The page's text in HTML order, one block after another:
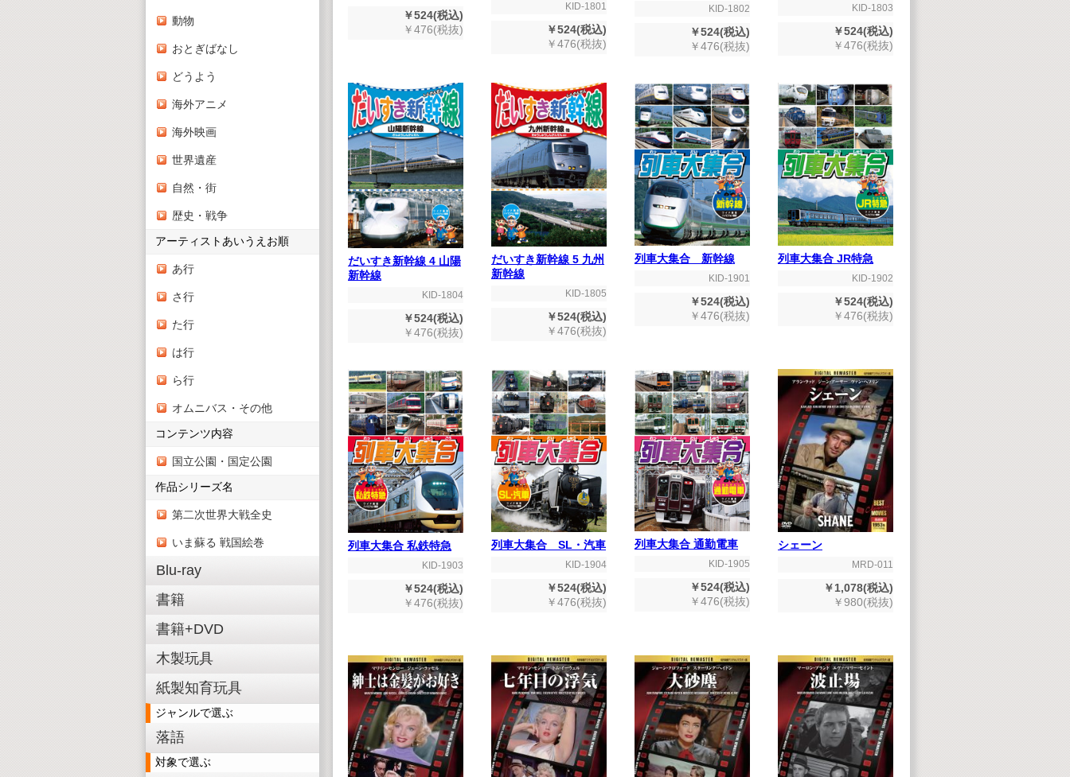
動物
おとぎばなし
どうよう
海外アニメ
海外映画
世界遺産
自然・街
歴史・戦争
アーティストあいうえお順
あ行
さ行
た行
は行
ら行
オムニバス・その他
コンテンツ内容
国立公園・国定公園
作品シリーズ名
第二次世界大戦全史
いま蘇る 戦国絵巻
Blu-ray
書籍
書籍+DVD
木製玩具
紙製知育玩具
ジャンルで選ぶ
落語
対象で選ぶ
￥524(税込)
￥476(税抜)
KID-1801
￥524(税込)
￥476(税抜)
KID-1802
￥524(税込)
￥476(税抜)
KID-1803
￥524(税込)
￥476(税抜)
だいすき新幹線 4 山陽
新幹線
KID-1804
￥524(税込)
￥476(税抜)
だいすき新幹線 5 九州
新幹線
KID-1805
￥524(税込)
￥476(税抜)
列車大集合 新幹線
KID-1901
￥524(税込)
￥476(税抜)
列車大集合 JR特急
KID-1902
￥524(税込)
￥476(税抜)
列車大集合 私鉄特急
KID-1903
￥524(税込)
￥476(税抜)
列車大集合 SL・汽車
KID-1904
￥524(税込)
￥476(税抜)
列車大集合 通勤電車
KID-1905
￥524(税込)
￥476(税抜)
シェーン
MRD-011
￥1,078(税込)
￥980(税抜)